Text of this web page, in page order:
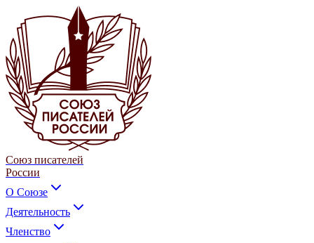
Союз писателей
России
О Союзе
Деятельность
Членство